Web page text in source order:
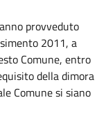
provveduto
2011, a
Comune, entro
della dimora
Comune si siano